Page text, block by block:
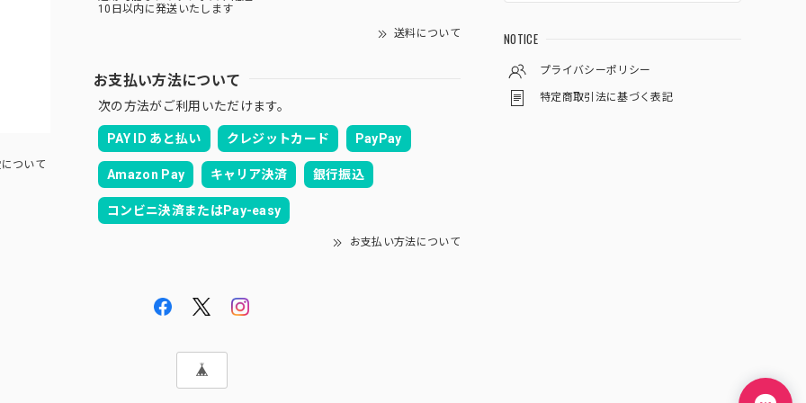
ついて
10日以内に発送いたします
送料について
お支払い方法について
次の方法がご利用いただけます。
PAY ID あと払い クレジットカード PayPay
Amazon Pay キャリア決済 銀行振込
コンビニ決済またはPay-easy
お支払い方法について
NOTICE
プライバシーポリシー
特定商取引法に基づく表記